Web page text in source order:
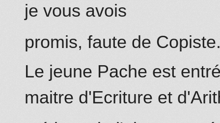
je vous avois
promis, faute de
Le jeune Pache est
maitre d'Ecriture et